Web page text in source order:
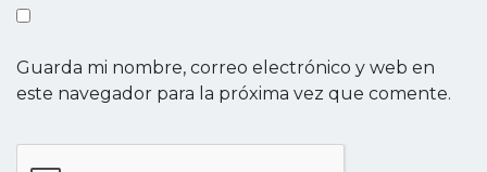
Guarda mi nombre, correo electrónico y web en
este navegador para la próxima vez que comente.